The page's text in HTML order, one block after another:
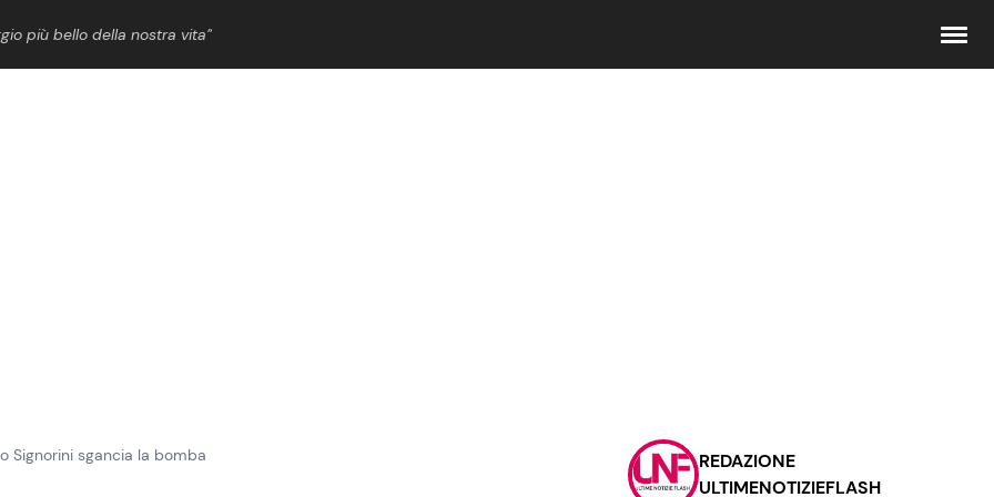
più bello della nostra vita”
Contattaci
Pubblicità
Signorini sgancia la bomba
REDAZIONE
ULTIMENOTIZIEFLASH